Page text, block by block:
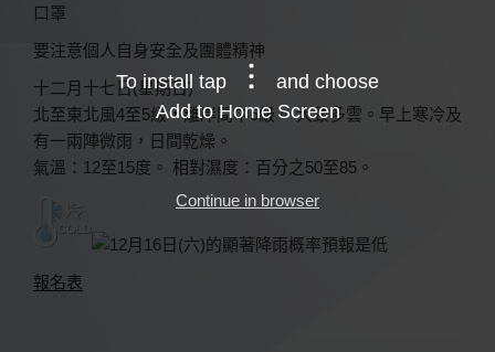
口罩
要注意個人自身安全及團體精神
十二月十七日(星期日)
北至東北風4至5級，離岸間中6級。 大致多雲。早上寒冷及
有一兩陣微雨，日間乾燥。
氣溫：12至15度。 相對濕度：百分之50至85。
報名表
To install tap
and choose
Add to Home Screen
Continue in browser